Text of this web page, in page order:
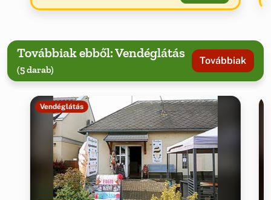
Továbbiak ebből: Vendéglátás
(5 darab)
Továbbiak
Vendéglátás